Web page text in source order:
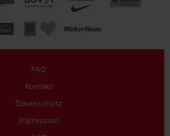
FAQ
Kontakt
Datenschutz
Impressum